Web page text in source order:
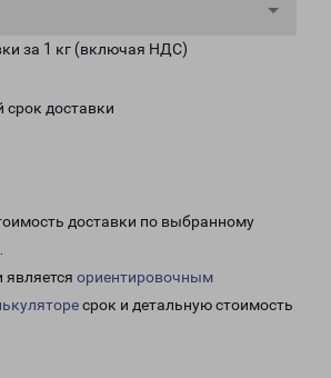
за 1 кг (включая НДС)
доставки
доставки по выбранному
.
ориентировочным
срок и детальную стоимость